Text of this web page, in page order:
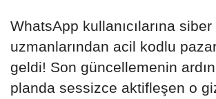
WhatsApp kullanıcılarına
uzmanlarından acil kodlu pazar
geldi! Son güncellemenin
planda sessizce aktifleşen o